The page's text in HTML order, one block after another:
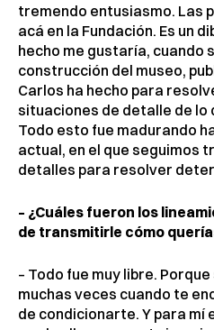
tremendo entusiasmo. Las
acá en la Fundación. Es un
hecho me gustaría, cuando
construcción del museo,
Carlos ha hecho para
situaciones de detalle de lo
Todo esto fue madurando
actual, en el que seguimos
detalles para resolver
– ¿Cuáles fueron los
de transmitirle cómo
– Todo fue muy libre.
muchas veces cuando te
de condicionarte. Y para mí